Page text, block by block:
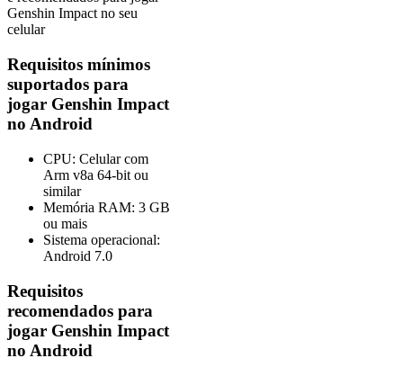
Genshin Impact no seu
celular
Requisitos mínimos
suportados para
jogar Genshin Impact
no Android
CPU: Celular com
Arm v8a 64-bit ou
similar
Memória RAM: 3 GB
ou mais
Sistema operacional:
Android 7.0
Requisitos
recomendados para
jogar Genshin Impact
no Android